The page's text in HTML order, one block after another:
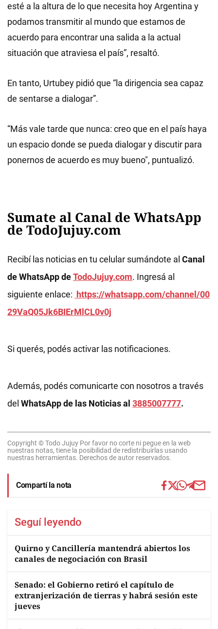
esté a la altura de lo que necesita hoy Argentina y
podamos transmitir al mundo que estamos de
acuerdo para encontrar una salida a la actual
situación que atraviesa el país”, resaltó.
En tanto, Urtubey pidió que “la dirigencia sea capaz
de sentarse a dialogar”.
“Más vale tarde que nunca: creo que en el país haya
un espacio donde se pueda dialogar y discutir para
ponernos de acuerdo es muy bueno", puntualizó.
Sumate al Canal de WhatsApp
de TodoJujuy.com
Recibí las noticias en tu celular sumándote al Canal
de WhatsApp deTodoJujuy.com. Ingresá al
siguiente enlace: https://whatsapp.com/channel/00
29VaQ05Jk6BIErMlCL0v0j
Si querés, podés activar las notificaciones.
Además, podés comunicarte con nosotros a través
del WhatsApp de las Noticias al 3885007777.
Copyright © Todo Jujuy Por favor no corte ni pegue en la web
nuestras notas, tiene la posibilidad de redistribuirlas usando
nuestras herramientas. Derechos de autor reservados.
Compartí la nota
Seguí leyendo
Quirno y Cancillería mantendrá abiertos los
canales de negociación con Brasil
Senado: el Gobierno retiró el capítulo de
extranjerización de tierras y habrá sesión este
jueves